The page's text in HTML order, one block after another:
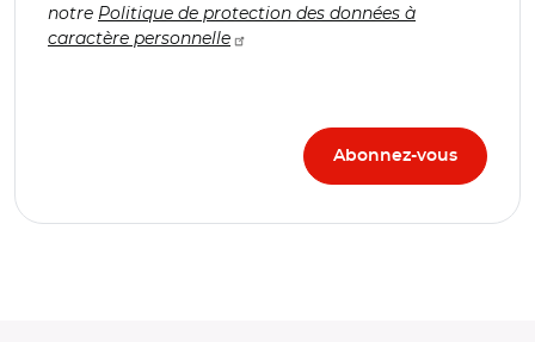
notre Politique de protection des données à
caractère personnelle